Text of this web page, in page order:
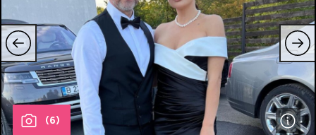
Lifestyle
Celebrități
Breaking News
(6)